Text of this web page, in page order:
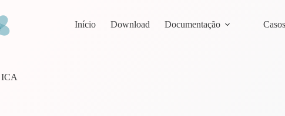
Início Download Documentação